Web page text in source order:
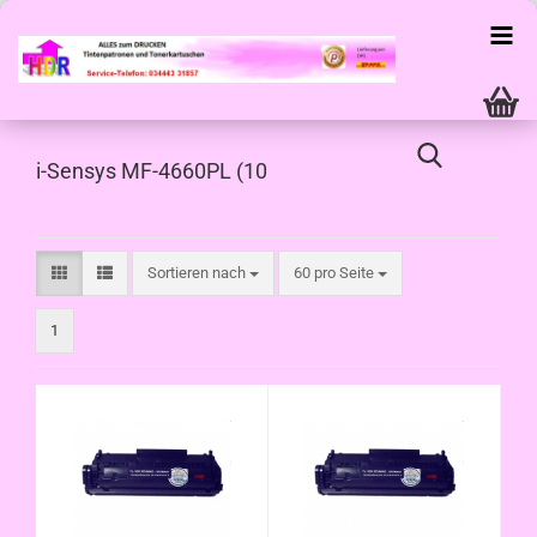
i-Sensys MF-4660PL (10
Sortieren nach
Sortieren nach 60 pro Seite
pro Seite
1